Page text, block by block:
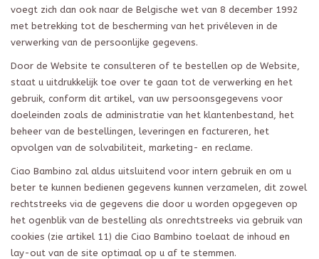
voegt zich dan ook naar de Belgische wet van 8 december 1992
met betrekking tot de bescherming van het privéleven in de
verwerking van de persoonlijke gegevens.
Door de Website te consulteren of te bestellen op de Website,
staat u uitdrukkelijk toe over te gaan tot de verwerking en het
gebruik, conform dit artikel, van uw persoonsgegevens voor
doeleinden zoals de administratie van het klantenbestand, het
beheer van de bestellingen, leveringen en factureren, het
opvolgen van de solvabiliteit, marketing- en reclame.
Ciao Bambino zal aldus uitsluitend voor intern gebruik en om u
beter te kunnen bedienen gegevens kunnen verzamelen, dit zowel
rechtstreeks via de gegevens die door u worden opgegeven op
het ogenblik van de bestelling als onrechtstreeks via gebruik van
cookies (zie artikel 11) die Ciao Bambino toelaat de inhoud en
lay-out van de site optimaal op u af te stemmen.